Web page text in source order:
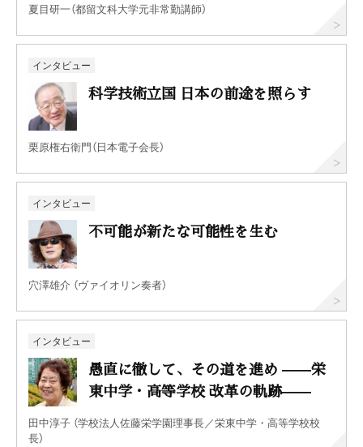
夏目研一（都留文科大学元非常勤講師）
インタビュー
科学技術立国 日本の前途を照らす
栗原権右衛門（日本電子会長）
インタビュー
不可能が新たな可能性を生む
穴澤雄介 （ヴァイオリン奏者）
インタビュー
愚直に徹して、その道を進め ——栄
東中学・高等学校 改革の軌跡——
田中淳子 （学校法人佐藤栄学園理事長／栄東中学・高等学校校
長）